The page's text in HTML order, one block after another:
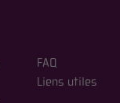
FAQ
Liens utiles